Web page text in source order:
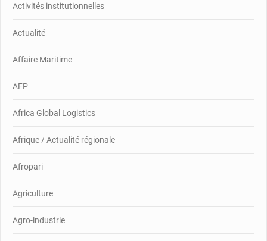
Activités institutionnelles
Actualité
Affaire Maritime
AFP
Africa Global Logistics
Afrique / Actualité régionale
Afropari
Agriculture
Agro-industrie